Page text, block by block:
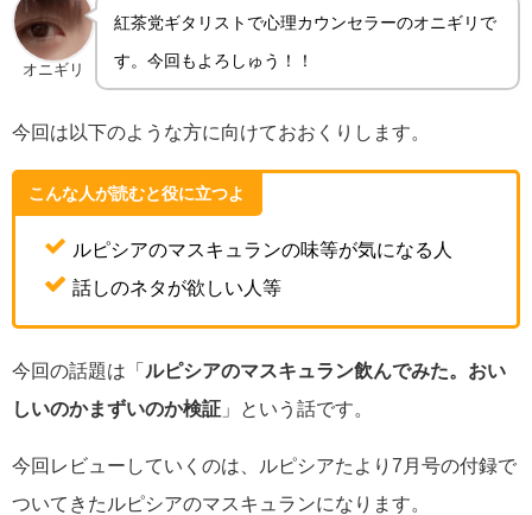
オニギリ
紅茶党ギタリストで心理カウンセラーのオニギリで
す。今回もよろしゅう！！
今回は以下のような方に向けておおくりします。
こんな人が読むと役に立つよ
ルピシアのマスキュランの味等が気になる人
話しのネタが欲しい人等
今回の話題は「 ルピシアのマスキュラン飲んでみた。おい
しいのかまずいのか検証 」という話です。
今回レビューしていくのは、ルピシアたより7月号の付録で
ついてきたルピシアのマスキュランになります。